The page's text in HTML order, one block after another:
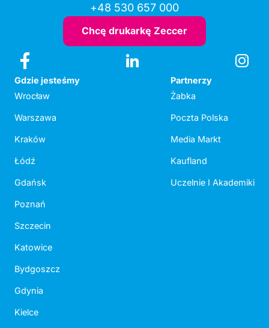
+48 530 657 000
Chcę drukarkę Zeccer
Gdzie jesteśmy
Wrocław
Warszawa
Kraków
Łódź
Gdańsk
Poznań
Szczecin
Katowice
Bydgoszcz
Gdynia
Kielce
Partnerzy
Żabka
Poczta Polska
Media Markt
Kaufland
Uczelnie I Akademiki